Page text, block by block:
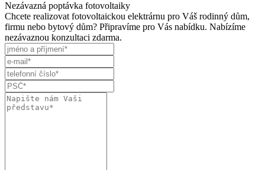
Nezávazná poptávka fotovoltaiky
Chcete realizovat fotovoltaickou elektrárnu pro Váš rodinný dům,
firmu nebo bytový dům? Připravíme pro Vás nabídku. Nabízíme
nezávaznou konzultaci zdarma.